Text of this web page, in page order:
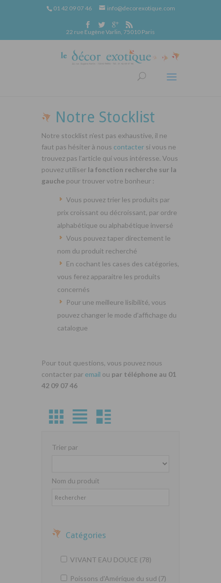
01 42 09 07 46 info@decorexotique.com
22 rue Eugène Varlin, 75010 Paris
Notre Stocklist
Notre stocklist n’est pas exhaustive, il ne
faut pas hésiter à nous contacter si vous ne
trouvez pas l’article qui vous intéresse. Vous
pouvez utiliser la fonction recherche sur la
gauche pour trouver votre bonheur :
Vous pouvez trier les produits par
prix croissant ou décroissant, par ordre
alphabétique ou alphabétique inversé
Vous pouvez taper directement le
nom du produit recherché
En cochant les cases des catégories,
vous ferez apparaitre les produits
concernés
Pour une meilleure lisibilité, vous
pouvez changer le mode d’affichage du
catalogue
Pour tout questions, vous pouvez nous
contacter par email ou par téléphone au 01
42 09 07 46
Trier par
Nom du produit
Catégories
VIVANT EAU DOUCE (78)
Poissons d'Amérique du sud (7)